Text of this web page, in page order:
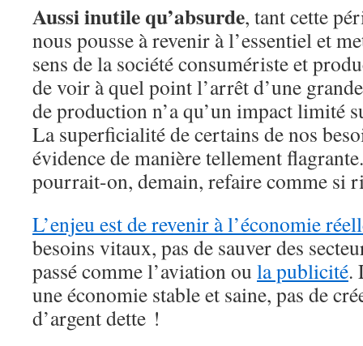
Aussi inutile qu’absurde, tant cette
nous pousse à revenir à l’essentiel et
sens de la société consumériste et
de voir à quel point l’arrêt d’une
de production n’a qu’un impact limité
La superficialité de certains de nos
évidence de manière tellement
pourrait-on, demain, refaire comme si
L’enjeu est de revenir à l’économie
besoins vitaux, pas de sauver des
passé comme l’aviation ou la publicité.
une économie stable et saine, pas de
d’argent dette !